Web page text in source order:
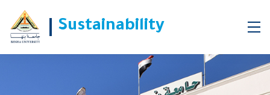
رئيس جامعة بنها يستقبل مدير مشروع التميز للزراعة والمياه
Sustainability